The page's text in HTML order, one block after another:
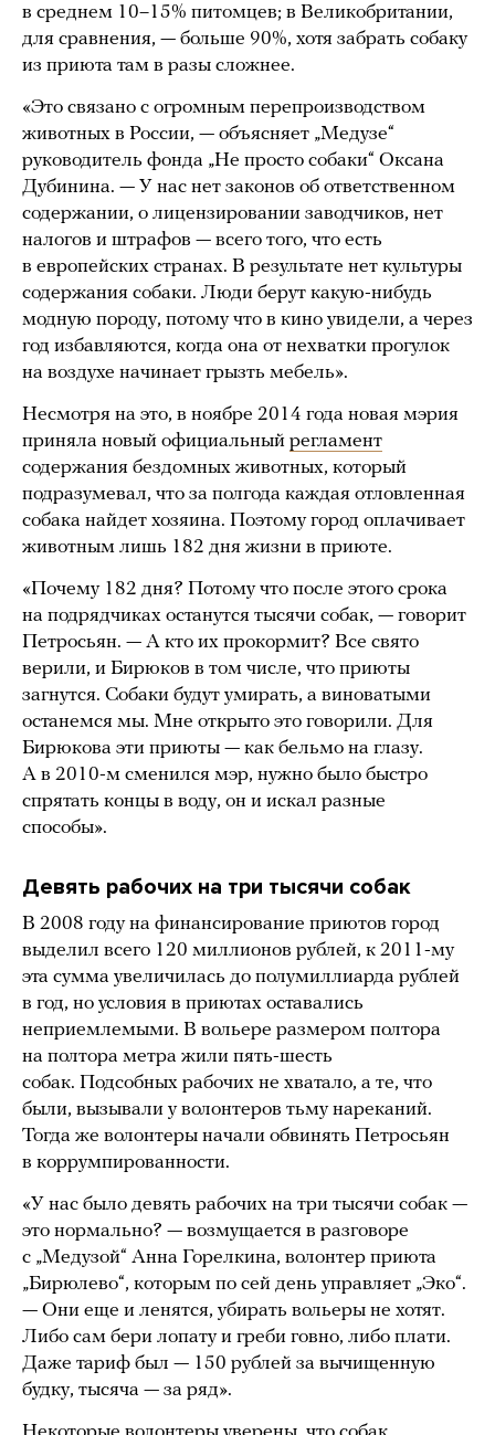
в среднем 10–15% питомцев; в Великобритании,
для сравнения, — больше 90%, хотя забрать собаку
из приюта там в разы сложнее.
«Это связано с огромным перепроизводством
животных в России, — объясняет „Медузе“
руководитель фонда „Не просто собаки“ Оксана
Дубинина. — У нас нет законов об ответственном
содержании, о лицензировании заводчиков, нет
налогов и штрафов — всего того, что есть
в европейских странах. В результате нет культуры
содержания собаки. Люди берут какую-нибудь
модную породу, потому что в кино увидели, а через
год избавляются, когда она от нехватки прогулок
на воздухе начинает грызть мебель».
Несмотря на это, в ноябре 2014 года новая мэрия
приняла новый официальный регламент
содержания бездомных животных, который
подразумевал, что за полгода каждая отловленная
собака найдет хозяина. Поэтому город оплачивает
животным лишь 182 дня жизни в приюте.
«Почему 182 дня? Потому что после этого срока
на подрядчиках останутся тысячи собак, — говорит
Петросьян. — А кто их прокормит? Все свято
верили, и Бирюков в том числе, что приюты
загнутся. Собаки будут умирать, а виноватыми
останемся мы. Мне открыто это говорили. Для
Бирюкова эти приюты — как бельмо на глазу.
А в 2010-м сменился мэр, нужно было быстро
спрятать концы в воду, он и искал разные
способы».
Девять рабочих на три тысячи собак
В 2008 году на финансирование приютов город
выделил всего 120 миллионов рублей, к 2011-му
эта сумма увеличилась до полумиллиарда рублей
в год, но условия в приютах оставались
неприемлемыми. В вольере размером полтора
на полтора метра жили пять-шесть
собак. Подсобных рабочих не хватало, а те, что
были, вызывали у волонтеров тьму нареканий.
Тогда же волонтеры начали обвинять Петросьян
в коррумпированности.
«У нас было девять рабочих на три тысячи собак —
это нормально? — возмущается в разговоре
с „Медузой“ Анна Горелкина, волонтер приюта
„Бирюлево“, которым по сей день управляет „Эко“.
— Они еще и ленятся, убирать вольеры не хотят.
Либо сам бери лопату и греби говно, либо плати.
Даже тариф был — 150 рублей за вычищенную
будку, тысяча — за ряд».